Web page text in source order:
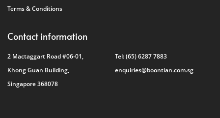
Terms & Conditions
Contact information
2 Mactaggart Road #06-01,
Khong Guan Building,
Singapore 368078
Tel:(65) 6287 7883
enquiries@boontian.com.sg